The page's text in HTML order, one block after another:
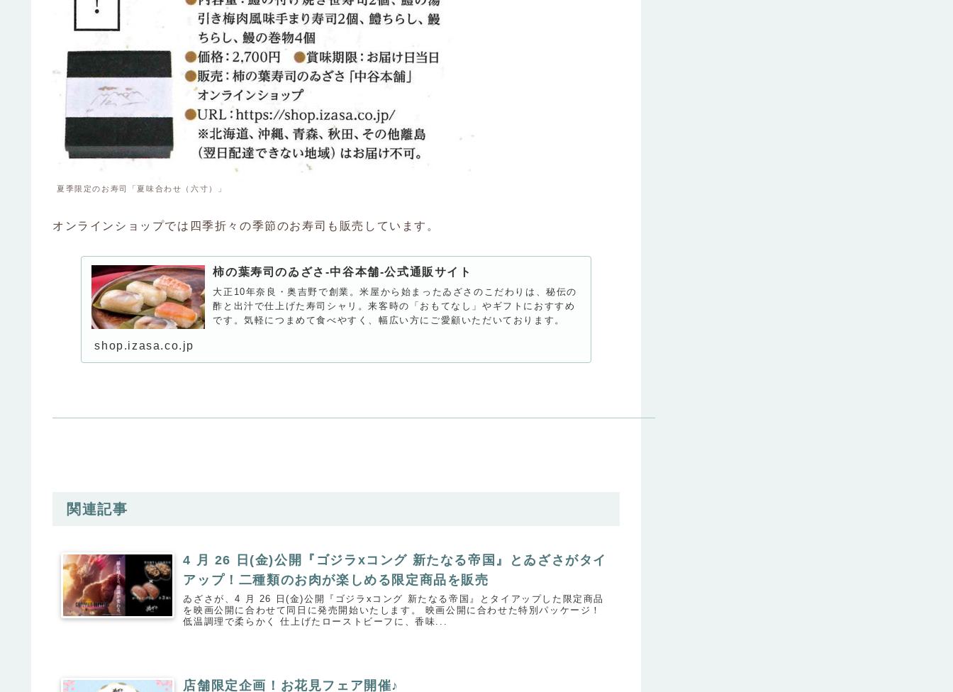
夏季限定のお寿司「夏味合わせ（六寸）」
オンラインショップでは四季折々の季節のお寿司も販売しています。
柿の葉寿司のゐざさ‐中谷本舗‐公式通販サイト
大正10年奈良・奥吉野で創業。米屋から始まったゐざさのこだわりは、秘伝の
酢と出汁で仕上げた寿司シャリ。来客時の「おもてなし」やギフトにおすすめ
です。気軽につまめて食べやすく、幅広い方にご愛顧いただいております。
shop.izasa.co.jp
関連記事
4 月 26 日(金)公開『ゴジラxコング 新たなる帝国』とゐざさがタイ
アップ！二種類のお肉が楽しめる限定商品を販売
ゐざさが、4 月 26 日(金)公開『ゴジラxコング 新たなる帝国』とタイアップした限定商品
を映画公開に合わせて同日に発売開始いたします。 映画公開に合わせた特別パッケージ！
低温調理で柔らかく 仕上げたローストビーフに、香味...
店舗限定企画！お花見フェア開催♪